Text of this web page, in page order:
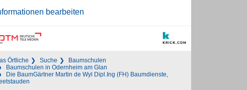
bearbeiten
Örtliche Suche
Baumschulen
Baumschulen in Odernheim am Glan
Die BaumGärtner Martin de Wyl Dipl.Ing (FH) Baumdienste,